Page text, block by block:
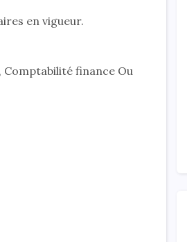
en vigueur.
finance Ou